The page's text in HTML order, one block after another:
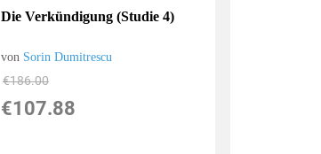
Die Verkündigung (Studie 4)
von Sorin Dumitrescu
€186.00
€107.88